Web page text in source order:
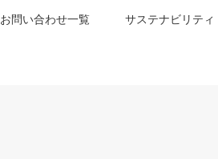
お問い合わせ一覧 サステナビリティ